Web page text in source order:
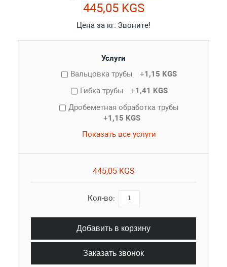
445,05 KGS
Цена за кг. Звоните!
Услуги
Вальцовка трубы
+1,15 KGS
Гибка трубы
+1,41 KGS
Дробеметная обработка трубы
+1,15 KGS
Показать все услуги
445,05 KGS
Кол-во:
Добавить в корзину
Заказать звонок